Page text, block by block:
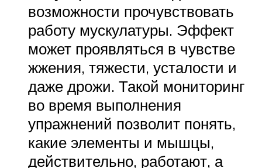
возможности прочувствовать
работу мускулатуры. Эффект
может проявляться в чувстве
жжения, тяжести, усталости и
даже дрожи. Такой мониторинг
во время выполнения
упражнений позволит понять,
какие элементы и мышцы,
действительно, работают, а